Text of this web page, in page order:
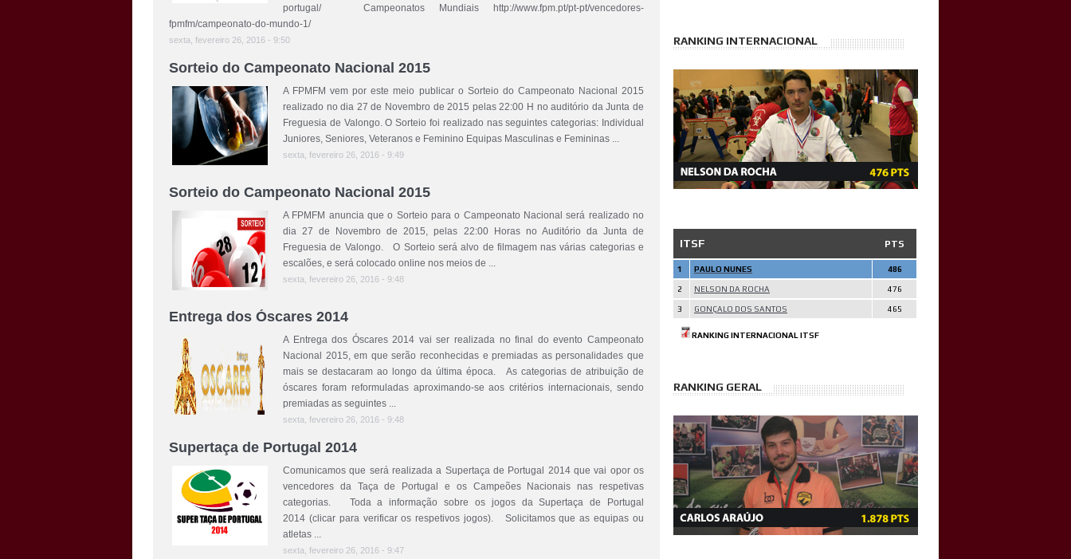
portugal/ Campeonatos Mundiais http://www.fpm.pt/pt-pt/vencedores-
fpmfm/campeonato-do-mundo-1/
sexta, fevereiro 26, 2016 - 9:50
Sorteio do Campeonato Nacional 2015
A FPMFM vem por este meio publicar o Sorteio do Campeonato Nacional 2015
realizado no dia 27 de Novembro de 2015 pelas 22:00 H no auditório da Junta de
Freguesia de Valongo. O Sorteio foi realizado nas seguintes categorias: Individual
Juniores, Seniores, Veteranos e Feminino Equipas Masculinas e Femininas ...
sexta, fevereiro 26, 2016 - 9:49
Sorteio do Campeonato Nacional 2015
A FPMFM anuncia que o Sorteio para o Campeonato Nacional será realizado no
dia 27 de Novembro de 2015, pelas 22:00 Horas no Auditório da Junta de
Freguesia de Valongo. O Sorteio será alvo de filmagem nas várias categorias e
escalões, e será colocado online nos meios de ...
sexta, fevereiro 26, 2016 - 9:48
Entrega dos Óscares 2014
A Entrega dos Óscares 2014 vai ser realizada no final do evento Campeonato
Nacional 2015, em que serão reconhecidas e premiadas as personalidades que
mais se destacaram ao longo da última época. As categorias de atribuição de
óscares foram reformuladas aproximando-se aos critérios internacionais, sendo
premiadas as seguintes ...
sexta, fevereiro 26, 2016 - 9:48
Supertaça de Portugal 2014
Comunicamos que será realizada a Supertaça de Portugal 2014 que vai opor os
vencedores da Taça de Portugal e os Campeões Nacionais nas respetivas
categorias. Toda a informação sobre os jogos da Supertaça de Portugal
2014 (clicar para verificar os respetivos jogos). Solicitamos que as equipas ou
atletas ...
sexta, fevereiro 26, 2016 - 9:47
RANKING INTERNACIONAL
ITSF PTS
1 PAULO NUNES 486
2 NELSON DA ROCHA 476
3 GONÇALO DOS SANTOS 465
RANKING INTERNACIONAL ITSF
RANKING GERAL